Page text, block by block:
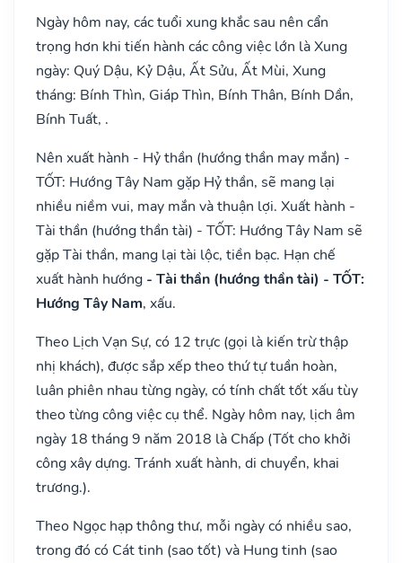
Ngày hôm nay, các tuổi xung khắc sau nên cẩn
trọng hơn khi tiến hành các công việc lớn là Xung
ngày: Quý Dậu, Kỷ Dậu, Ất Sửu, Ất Mùi, Xung
tháng: Bính Thìn, Giáp Thìn, Bính Thân, Bính Dần,
Bính Tuất, .
Nên xuất hành - Hỷ thần (hướng thần may mắn) -
TỐT: Hướng Tây Nam gặp Hỷ thần, sẽ mang lại
nhiều niềm vui, may mắn và thuận lợi. Xuất hành -
Tài thần (hướng thần tài) - TỐT: Hướng Tây Nam sẽ
gặp Tài thần, mang lại tài lộc, tiền bạc. Hạn chế
xuất hành hướng - Tài thần (hướng thần tài) - TỐT:
Hướng Tây Nam, xấu.
Theo Lịch Vạn Sự, có 12 trực (gọi là kiến trừ thập
nhị khách), được sắp xếp theo thứ tự tuần hoàn,
luân phiên nhau từng ngày, có tính chất tốt xấu tùy
theo từng công việc cụ thể. Ngày hôm nay, lịch âm
ngày 18 tháng 9 năm 2018 là Chấp (Tốt cho khởi
công xây dựng. Tránh xuất hành, di chuyển, khai
trương.).
Theo Ngọc hạp thông thư, mỗi ngày có nhiều sao,
trong đó có Cát tinh (sao tốt) và Hung tinh (sao